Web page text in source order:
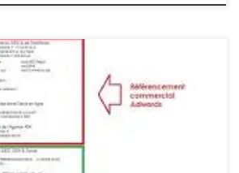
Google : Maximisez Votre Visibilité en
Google : Maximisez Votre
référencement sur Google est un élément
cherchant à accroître sa présence
spécialisée dans le référencement